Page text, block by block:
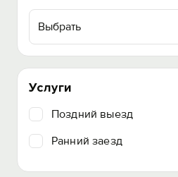
Выбрать
Услуги
Поздний выезд
Ранний заезд